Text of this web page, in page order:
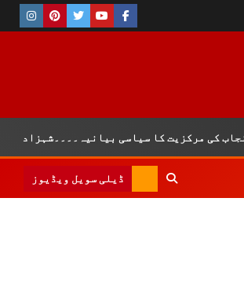
مرکزیت کا سیاسی بیانیہ۔۔۔۔شہزاد عرفان
ڈیلی سویل ویڈیوز